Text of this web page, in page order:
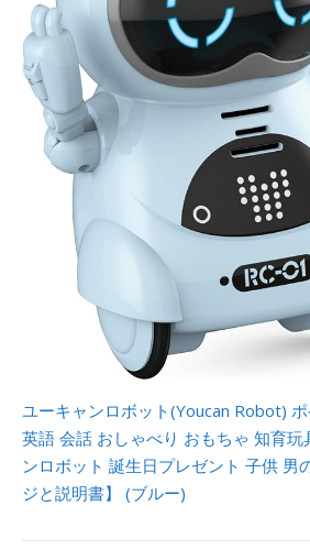
ユーキャンロボット(Youcan Robot)
英語 会話 おしゃべり おもちゃ 知育玩
ンロボット 誕生日プレゼント 子供 男
ジと説明書】 (ブルー)